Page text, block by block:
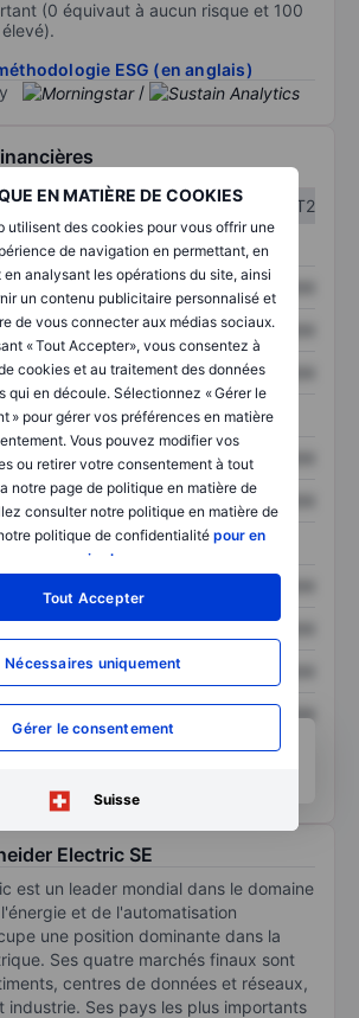
EN MATIÈRE DE COOKIES
utilisent des cookies pour vous offrir une
de navigation en permettant, en
analysant les opérations du site, ainsi
un contenu publicitaire personnalisé et
de vous connecter aux médias sociaux.
« Tout Accepter», vous consentez à
cookies et au traitement des données
qui en découle. Sélectionnez « Gérer le
» pour gérer vos préférences en matière
Vous pouvez modifier vos
ou retirer votre consentement à tout
notre page de politique en matière de
consulter notre politique en matière de
politique de confidentialité pour en
savoir plus
Tout Accepter
Nécessaires uniquement
Gérer le consentement
Suisse
(0 équivaut à aucun risque et 100
ESG (en anglais)
/
T1
T2
XXXXXXX XXXXXXX
XXXXXXX XXXXXXX
XXXXXXX XXXXXXX
XXXXXXX XXXXXXX
XXXXXXX XXXXXXX
XXXXXXX
XXXXXXX
pour accéder à d’autres outils
Electric SE
est un leader mondial dans le domaine
et de l'automatisation
une position dominante dans la
Ses quatre marchés finaux sont
centres de données et réseaux,
industrie. Ses pays les plus importants